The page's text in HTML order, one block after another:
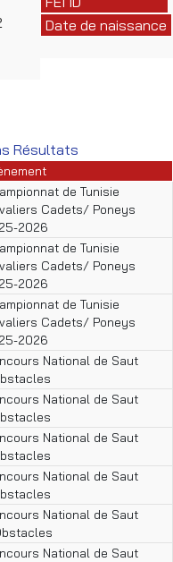
Date de naissance
Résultats
de Tunisie
Cadets/ Poneys
2026
de Tunisie
Cadets/ Poneys
2026
de Tunisie
Cadets/ Poneys
2026
National de Saut
National de Saut
National de Saut
National de Saut
National de Saut
National de Saut